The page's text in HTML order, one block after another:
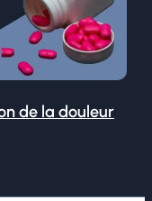
de la douleur